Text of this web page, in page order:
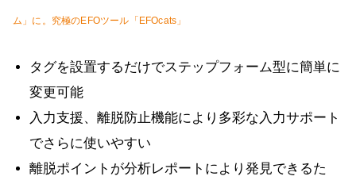
ム」に。究極のEFOツール「EFOcats」
タグを設置するだけでステップフォーム型に簡単に
変更可能
入力支援、離脱防止機能により多彩な入力サポート
でさらに使いやすい
離脱ポイントが分析レポートにより発見できるた